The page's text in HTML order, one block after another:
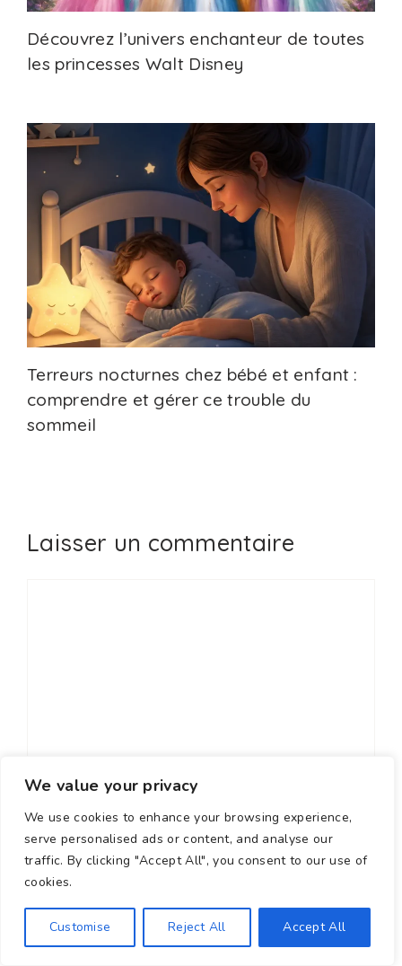
We value your privacy
We use cookies to enhance your browsing experience,
serve personalised ads or content, and analyse our
traffic. By clicking "Accept All", you consent to our use of
cookies.
Customise Reject All Accept All
Découvrez l’univers enchanteur de toutes
les princesses Walt Disney
Terreurs nocturnes chez bébé et enfant :
comprendre et gérer ce trouble du
sommeil
Laisser un commentaire
Nom
E-
mail
web
Enregistrer mon nom, mon e-mail et mon site dans